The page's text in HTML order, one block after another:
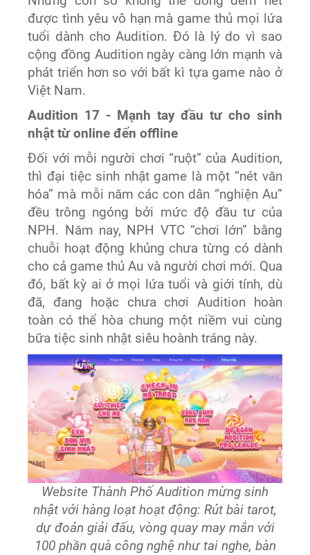
được tình yêu vô hạn mà game thủ mọi lứa
tuổi dành cho Audition. Đó là lý do vì sao
cộng đồng Audition ngày càng lớn mạnh và
phát triển hơn so với bất kì tựa game nào ở
Việt Nam.
Audition 17 - Mạnh tay đầu tư cho sinh
nhật từ online đến offline
Đối với mỗi người chơi “ruột” của Audition,
thì đại tiệc sinh nhật game là một “nét văn
hóa” mà mỗi năm các con dân “nghiện Au”
đều trông ngóng bởi mức độ đầu tư của
NPH. Năm nay, NPH VTC “chơi lớn” bằng
chuỗi hoạt động khủng chưa từng có dành
cho cả game thủ Au và người chơi mới. Qua
đó, bất kỳ ai ở mọi lứa tuổi và giới tính, dù
đã, đang hoặc chưa chơi Audition hoàn
toàn có thể hòa chung một niềm vui cùng
bữa tiệc sinh nhật siêu hoành tráng này.
Website Thành Phố Audition mừng sinh
nhật với hàng loạt hoạt động: Rút bài tarot,
dự đoán giải đấu, vòng quay may mắn với
100 phần quà công nghệ như tai nghe, bàn